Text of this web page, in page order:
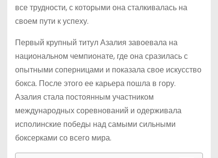
все трудности, с которыми она сталкивалась на
своем пути к успеху.
Первый крупный титул Азалия завоевала на
национальном чемпионате, где она сразилась с
опытными соперницами и показала свое искусство
бокса. После этого ее карьера пошла в гору.
Азалия стала постоянным участником
международных соревнований и одерживала
исполинские победы над самыми сильными
боксерками со всего мира.